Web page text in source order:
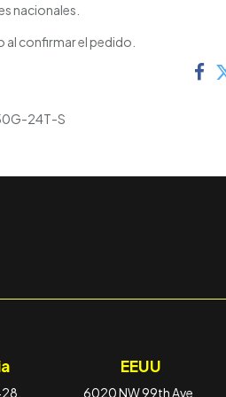
nacionales.
confirmar el pedido.
24T-S
EEUU
6020 NW 99th Ave